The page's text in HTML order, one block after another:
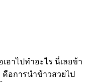
อาไปทำอะไร นี่เลยข้า
คือการนำข้าวสวยไป